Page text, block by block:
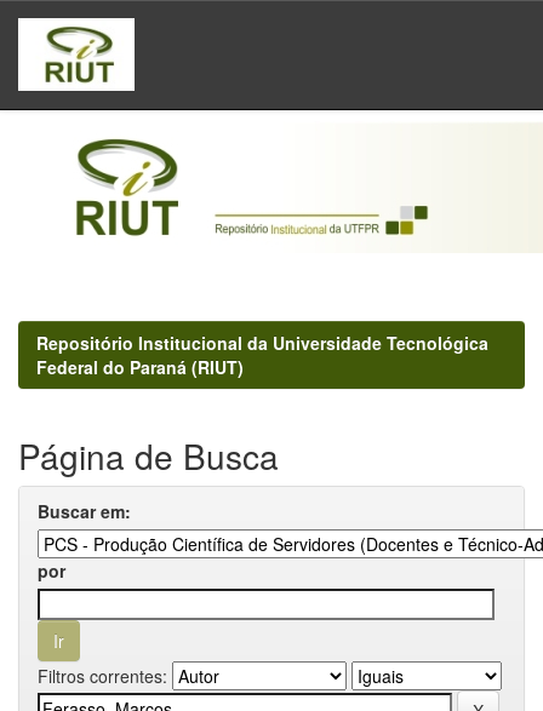
Skip
navigation
Repositório Institucional da Universidade Tecnológica
Federal do Paraná (RIUT)
Página de Busca
Buscar em:
por
Filtros correntes: